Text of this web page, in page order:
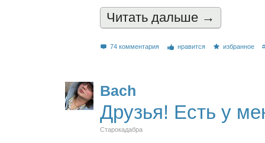
Читать дальшe →
74 комментария нравится избранное
Bach
Друзья! Есть у
Старокадабра